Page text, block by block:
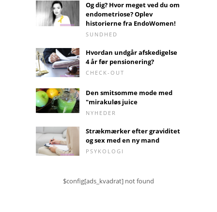
Og dig? Hvor meget ved du om
endometriose? Oplev
historierne fra EndoWomen!
SUNDHED
Hvordan undgår afskedigelse
4 år før pensionering?
CHECK-OUT
Den smitsomme mode med
"mirakuløs juice
NYHEDER
Strækmærker efter graviditet
og sex med en ny mand
PSYKOLOGI
$config[ads_kvadrat] not found